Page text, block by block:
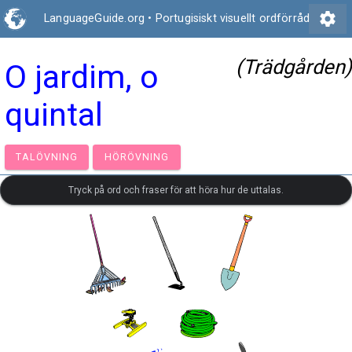
LanguageGuide.org • Portugisiskt visuellt ordförråd settings
O jardim, o
quintal
(Trädgården)
TALÖVNING HÖRÖVNING
Tryck på ord och fraser för att höra hur de uttalas.